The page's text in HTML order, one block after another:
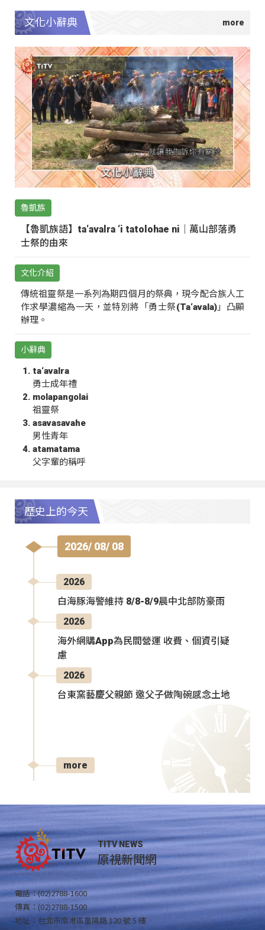
文化小辭典
魯凱族
【魯凱族語】ta‘avalra ‘i tatolohae ni｜萬山部落勇
士祭的由來
文化介紹
傳統祖靈祭是一系列為期四個月的祭典，現今配合族人工
作求學濃縮為一天，並特別將「勇士祭(Ta‘avala)」凸顯
辦理。
小辭典
ta‘avalra
勇士成年禮
molapangolai
祖靈祭
asavasavahe
男性青年
atamatama
父字輩的稱呼
歷史上的今天
2026/ 08/ 08
2026
白海豚海警維持 8/8-8/9晨中北部防豪雨
2026
海外網購App為民間營運 收費、個資引疑
慮
2026
台東窯藝慶父親節 邀父子做陶碗感念土地
more
TITV NEWS
原視新聞網
電話：(02)2788-1600
傳真：(02)2788-1500
地址：台北市南港區重陽路 120 號 5 樓